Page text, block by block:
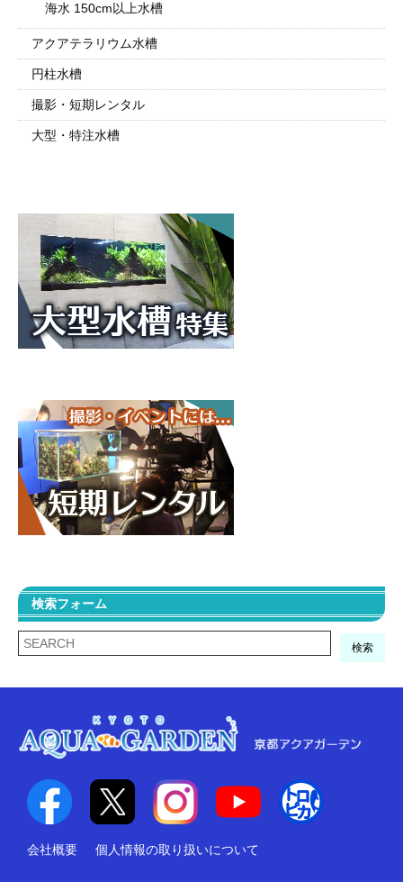
海水 150cm以上水槽
アクアテラリウム水槽
円柱水槽
撮影・短期レンタル
大型・特注水槽
検索フォーム
検索
会社概要 個人情報の取り扱いについて